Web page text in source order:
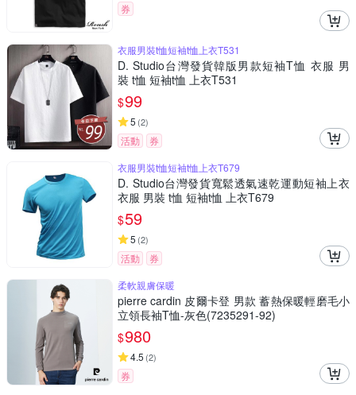
券
衣服男裝t恤短袖t恤上衣T531
D. Studio台灣發貨韓版男款短袖T恤 衣服 男
裝 t恤 短袖t恤 上衣T531
$99
5 (2)
活動
券
衣服男裝t恤短袖t恤上衣T679
D. Studio台灣發貨寬鬆透氣速乾運動短袖上衣
衣服 男裝 t恤 短袖t恤 上衣T679
$59
5 (2)
活動
券
柔軟親膚保暖
pierre cardin 皮爾卡登 男款 蓄熱保暖輕磨毛小
立領長袖T恤-灰色(7235291-92)
$980
4.5 (2)
券